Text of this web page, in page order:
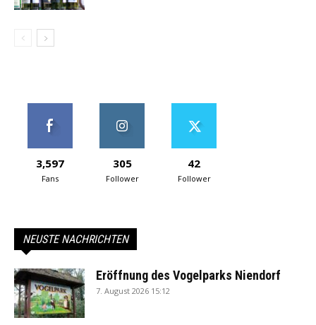
3,597
Fans
305
Follower
42
Follower
NEUSTE NACHRICHTEN
Eröffnung des Vogelparks Niendorf
7. August 2026 15:12